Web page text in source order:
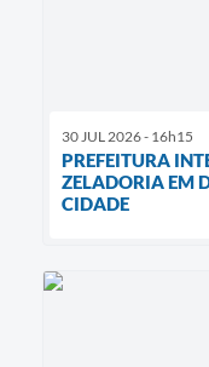
30 JUL 2026 - 16h15
PREFEITURA
ZELADORIA EM
CIDADE